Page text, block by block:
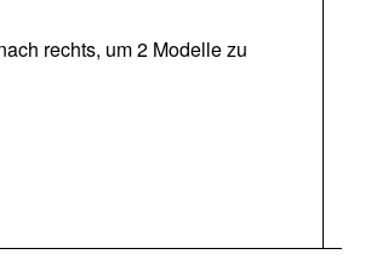
rechts, um 2 Modelle zu